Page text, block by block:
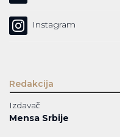
Instagram
Redakcija
Izdavač
Mensa Srbije